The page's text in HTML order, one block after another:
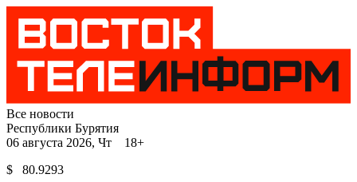
Все новости
Республики Бурятия
06 августа 2026, Чт 18+
$ 80.9293